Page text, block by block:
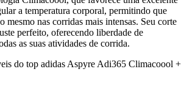
a temperatura corporal, permitindo que
mesmo nas corridas mais intensas. Seu corte
perfeito, oferecendo liberdade de
as suas atividades de corrida.
do top adidas Aspyre Adi365 Climacoool +